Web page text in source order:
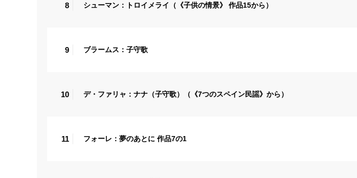
8 シューマン：トロイメライ（《子供の情景》 作品15から）
9 ブラームス：子守歌
10 デ・ファリャ：ナナ（子守歌）（《7つのスペイン民謡》から）
11 フォーレ：夢のあとに 作品7の1